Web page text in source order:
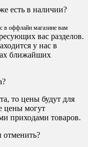
есть в наличии?
в оффлайн магазине вам
вас разделов.
у нас в
ближайших
то цены будут для
цены могут
приходами товаров.
отменить?